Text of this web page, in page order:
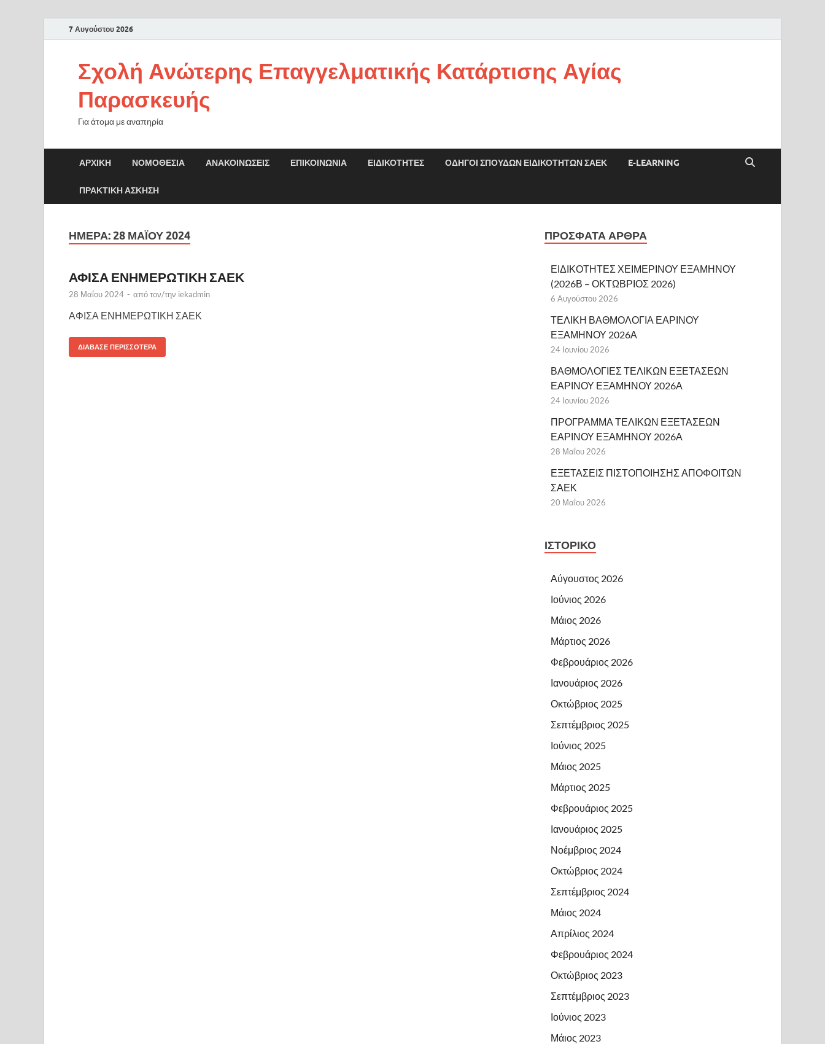
7 Αυγούστου 2026
Σχολή Ανώτερης Επαγγελματικής Κατάρτισης Αγίας
Παρασκευής
Για άτομα με αναπηρία
ΑΡΧΙΚΉ ΝΟΜΟΘΕΣΊΑ ΑΝΑΚΟΙΝΏΣΕΙΣ ΕΠΙΚΟΙΝΩΝΊΑ ΕΙΔΙΚΌΤΗΤΕΣ ΟΔΗΓΟΙ ΣΠΟΥΔΩΝ ΕΙΔΙΚΟΤΗΤΩΝ ΣΑΕΚ E-LEARNING
ΠΡΑΚΤΙΚΗ ΑΣΚΗΣΗ
ΗΜΈΡΑ:28 ΜΑΪ́ΟΥ 2024
ΑΦΙΣΑ ΕΝΗΜΕΡΩΤΙΚΗ ΣΑΕΚ
28 Μαΐου 2024 - από τον/την iekadmin
ΑΦΙΣΑ ΕΝΗΜΕΡΩΤΙΚΗ ΣΑΕΚ
ΔΙΆΒΑΣΕ ΠΕΡΙΣΣΌΤΕΡΑ
ΠΡΌΣΦΑΤΑ ΆΡΘΡΑ
ΕΙΔΙΚΟΤΗΤΕΣ ΧΕΙΜΕΡΙΝΟΥ ΕΞΑΜΗΝΟΥ
(2026Β – ΟΚΤΩΒΡΙΟΣ 2026)
6 Αυγούστου 2026
ΤΕΛΙΚΗ ΒΑΘΜΟΛΟΓΙΑ ΕΑΡΙΝΟΥ
ΕΞΑΜΗΝΟΥ 2026Α
24 Ιουνίου 2026
ΒΑΘΜΟΛΟΓΙΕΣ ΤΕΛΙΚΩΝ ΕΞΕΤΑΣΕΩΝ
ΕΑΡΙΝΟΥ ΕΞΑΜΗΝΟΥ 2026Α
24 Ιουνίου 2026
ΠΡΟΓΡΑΜΜΑ ΤΕΛΙΚΩΝ ΕΞΕΤΑΣΕΩΝ
ΕΑΡΙΝΟΥ ΕΞΑΜΗΝΟΥ 2026Α
28 Μαΐου 2026
ΕΞΕΤΑΣΕΙΣ ΠΙΣΤΟΠΟΙΗΣΗΣ ΑΠΟΦΟΙΤΩΝ
ΣΑΕΚ
20 Μαΐου 2026
ΙΣΤΟΡΙΚΌ
Αύγουστος 2026
Ιούνιος 2026
Μάιος 2026
Μάρτιος 2026
Φεβρουάριος 2026
Ιανουάριος 2026
Οκτώβριος 2025
Σεπτέμβριος 2025
Ιούνιος 2025
Μάιος 2025
Μάρτιος 2025
Φεβρουάριος 2025
Ιανουάριος 2025
Νοέμβριος 2024
Οκτώβριος 2024
Σεπτέμβριος 2024
Μάιος 2024
Απρίλιος 2024
Φεβρουάριος 2024
Οκτώβριος 2023
Σεπτέμβριος 2023
Ιούνιος 2023
Μάιος 2023